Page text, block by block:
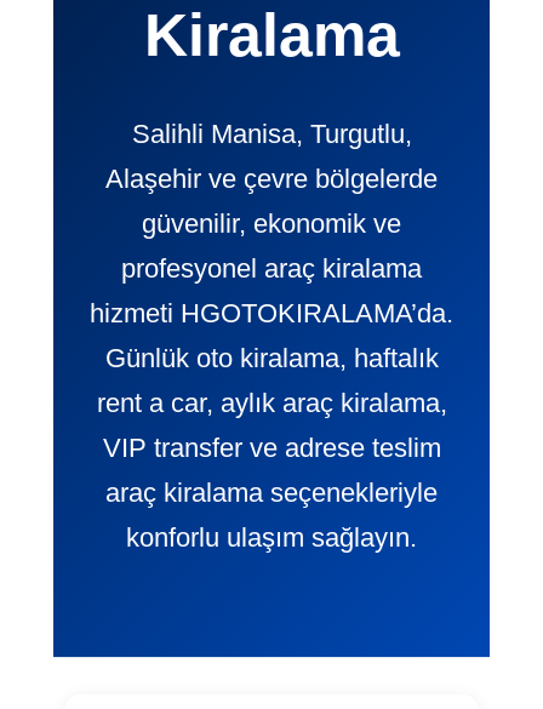
Kiralama
Salihli Manisa, Turgutlu,
Alaşehir ve çevre bölgelerde
güvenilir, ekonomik ve
profesyonel araç kiralama
hizmeti HGOTOKIRALAMA’da.
Günlük oto kiralama, haftalık
rent a car, aylık araç kiralama,
VIP transfer ve adrese teslim
araç kiralama seçenekleriyle
konforlu ulaşım sağlayın.